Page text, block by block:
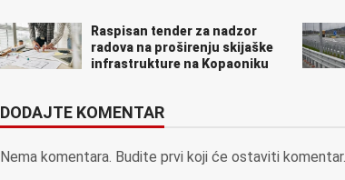
Raspisan tender za nadzor
radova na proširenju skijaške
infrastrukture na Kopaoniku
DODAJTE KOMENTAR
Nema komentara. Budite prvi koji će ostaviti komentar.